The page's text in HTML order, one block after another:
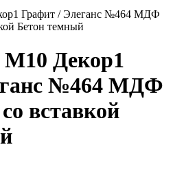
Графит / Элеганс №464 МДФ
Бетон темный
М10 Декор1
№464 МДФ
вставкой